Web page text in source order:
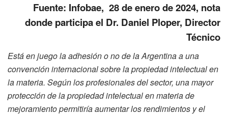
Fuente: Infobae, 28 de enero de 2024, nota
donde participa el Dr. Daniel Ploper, Director
Técnico
Está en juego la adhesión o no de la Argentina a una
convención internacional sobre la propiedad intelectual en
la materia. Según los profesionales del sector, una mayor
protección de la propiedad intelectual en materia de
mejoramiento permitiría aumentar los rendimientos y el